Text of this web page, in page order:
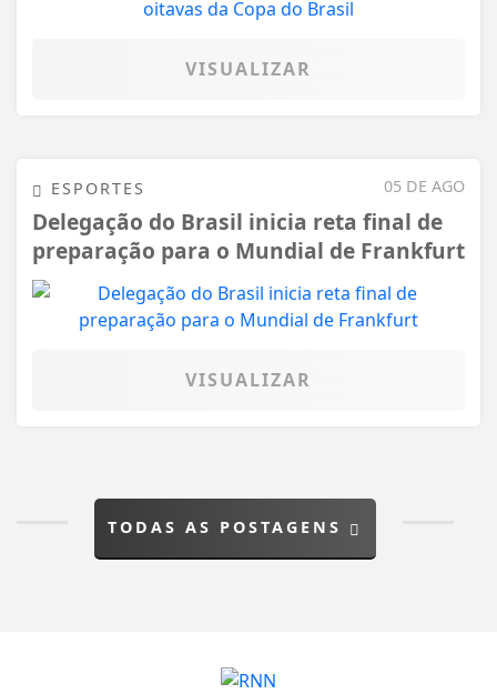
VISUALIZAR
05 DE AGO
ESPORTES
Delegação do Brasil inicia reta final de
preparação para o Mundial de Frankfurt
VISUALIZAR
TODAS AS POSTAGENS